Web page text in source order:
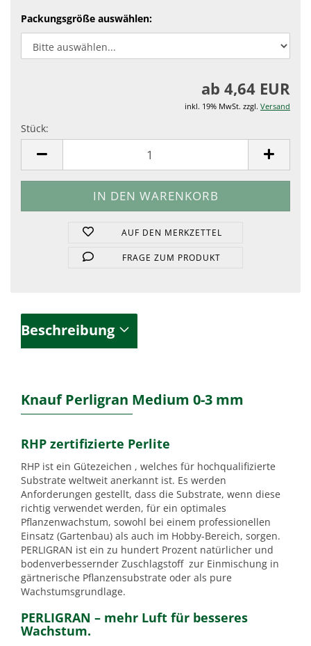
Packungsgröße auswählen:
ab 4,64 EUR
inkl. 19% MwSt. zzgl. Versand
Stück:
AUF DEN MERKZETTEL
FRAGE ZUM PRODUKT
Beschreibung
Knauf Perligran Medium 0-3 mm
RHP zertifizierte Perlite
RHP ist ein Gütezeichen , welches für hochqualifizierte
Substrate weltweit anerkannt ist. Es werden
Anforderungen gestellt, dass die Substrate, wenn diese
richtig verwendet werden, für ein optimales
Pflanzenwachstum, sowohl bei einem professionellen
Einsatz (Gartenbau) als auch im Hobby-Bereich, sorgen.
PERLIGRAN ist ein zu hundert Prozent natürlicher und
bodenverbessernder Zuschlagstoff zur Einmischung in
gärtnerische Pflanzensubstrate oder als pure
Wachstumsgrundlage.
PERLIGRAN – mehr Luft für besseres
Wachstum.